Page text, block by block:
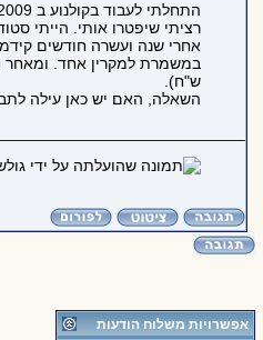
רציתי שיפטרו אותי. הייתי
ש"ח).
השאלה, האם יש כאן עילה
אפשרויות משלוח הודעות